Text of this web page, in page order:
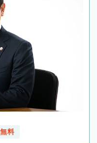
料